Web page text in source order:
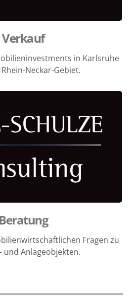
Verkauf
in Karlsruhe
Neckar-Gebiet.
Beratung
Fragen zu
und Anlageobjekten.